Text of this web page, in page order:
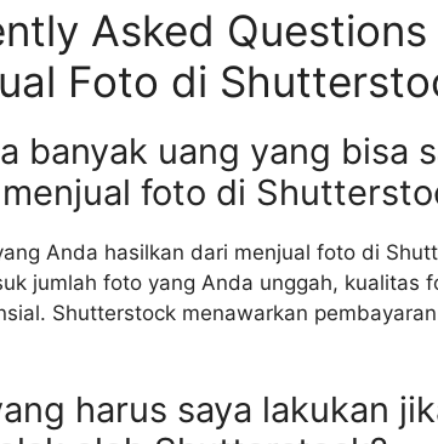
Asked
Foto di
banyak uang yang bisa
foto di
Anda hasilkan dari menjual foto di
jumlah foto yang Anda unggah, kualitas
Shutterstock menawarkan
harus saya lakukan